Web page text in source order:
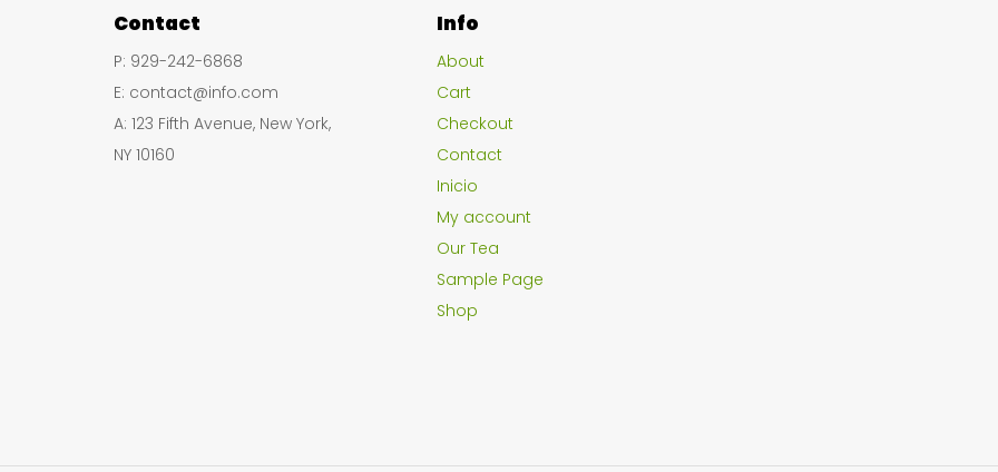
Contact
P: 929-242-6868
E: contact@info.com
A: 123 Fifth Avenue, New York,
NY 10160
Info
About
Cart
Checkout
Contact
Inicio
My account
Our Tea
Sample Page
Shop